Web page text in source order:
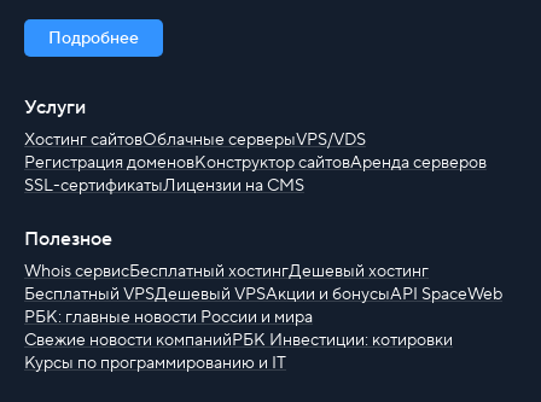
Подробнее
Услуги
Хостинг сайтовОблачные серверыVPS/VDS
Регистрация доменовКонструктор сайтовАренда серверов
SSL-сертификатыЛицензии на CMS
Полезное
Whois сервисБесплатный хостингДешевый хостинг
Бесплатный VPSДешевый VPSАкции и бонусыAPI SpaceWeb
РБК: главные новости России и мира
Свежие новости компанийРБК Инвестиции: котировки
Курсы по программированию и IT